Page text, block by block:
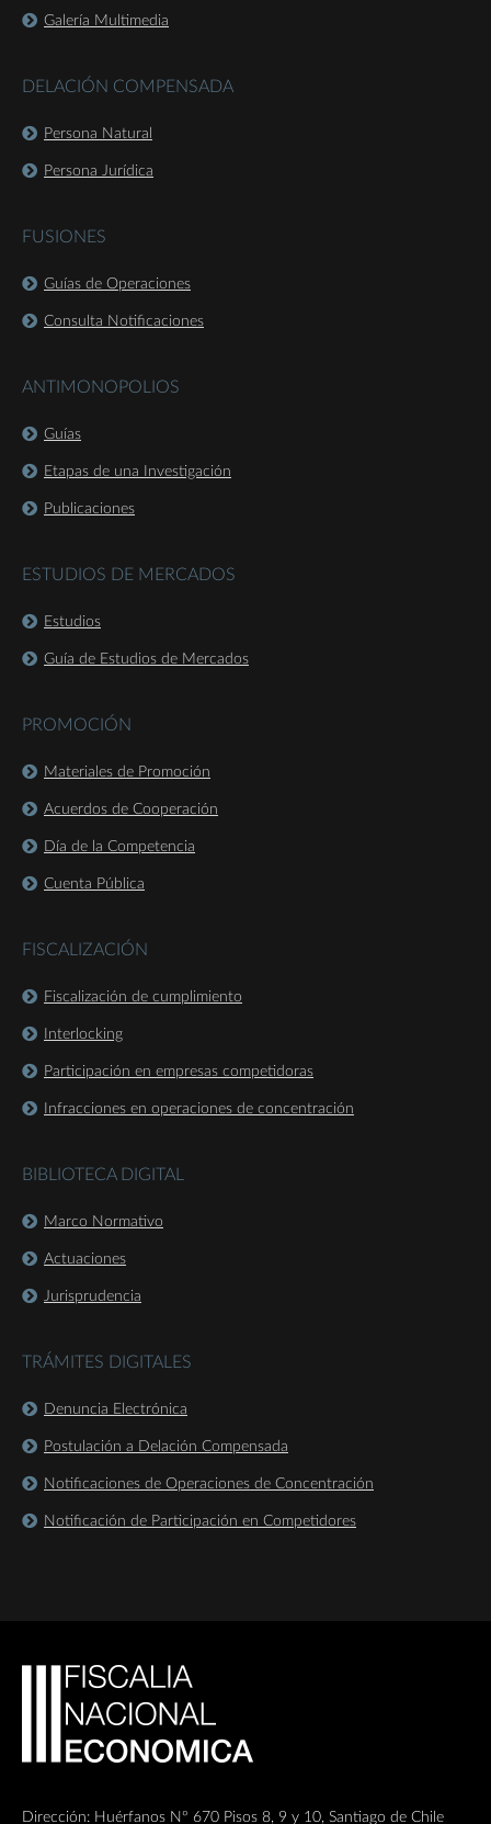
Galería Multimedia
DELACIÓN COMPENSADA
Persona Natural
Persona Jurídica
FUSIONES
Guías de Operaciones
Consulta Notificaciones
ANTIMONOPOLIOS
Guías
Etapas de una Investigación
Publicaciones
ESTUDIOS DE MERCADOS
Estudios
Guía de Estudios de Mercados
PROMOCIÓN
Materiales de Promoción
Acuerdos de Cooperación
Día de la Competencia
Cuenta Pública
FISCALIZACIÓN
Fiscalización de cumplimiento
Interlocking
Participación en empresas competidoras
Infracciones en operaciones de concentración
BIBLIOTECA DIGITAL
Marco Normativo
Actuaciones
Jurisprudencia
TRÁMITES DIGITALES
Denuncia Electrónica
Postulación a Delación Compensada
Notificaciones de Operaciones de Concentración
Notificación de Participación en Competidores
Dirección: Huérfanos Nº 670 Pisos 8, 9 y 10, Santiago de Chile